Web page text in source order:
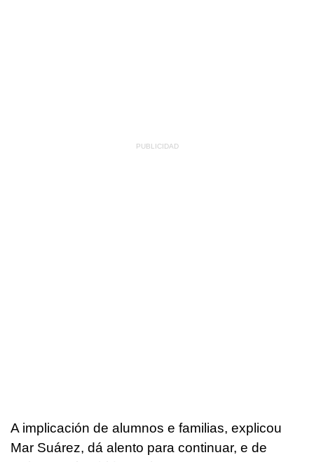
A implicación de alumnos e familias, explicou
Mar Suárez, dá alento para continuar, e de